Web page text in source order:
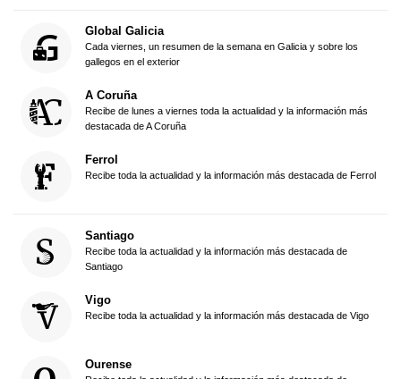
Global Galicia
Cada viernes, un resumen de la semana en Galicia y sobre los
gallegos en el exterior
A Coruña
Recibe de lunes a viernes toda la actualidad y la información más
destacada de A Coruña
Ferrol
Recibe toda la actualidad y la información más destacada de Ferrol
Santiago
Recibe toda la actualidad y la información más destacada de
Santiago
Vigo
Recibe toda la actualidad y la información más destacada de Vigo
Ourense